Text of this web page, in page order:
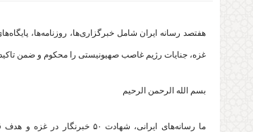
هفتصد رسانه ایران شامل خبرگزاری‌ها، روزنامه‌ها،
غزه، جنایات رژیم غاصب صهیونیستی را محکوم و ضمن تاکید
بسم الله الرحمن الرحیم
ما رسانه‌های ایرانی، شهادت